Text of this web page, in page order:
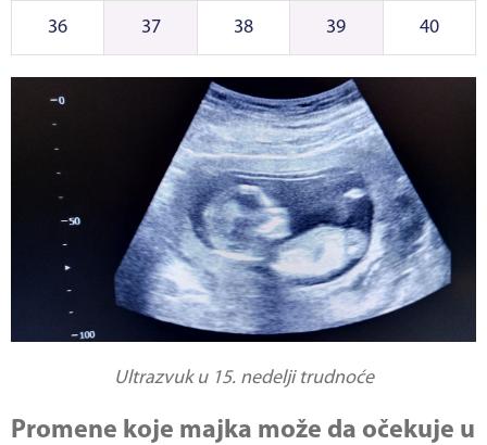
36 37 38 39 40
Ultrazvuk u 15. nedelji trudnoće
Promene koje majka može da očekuje u